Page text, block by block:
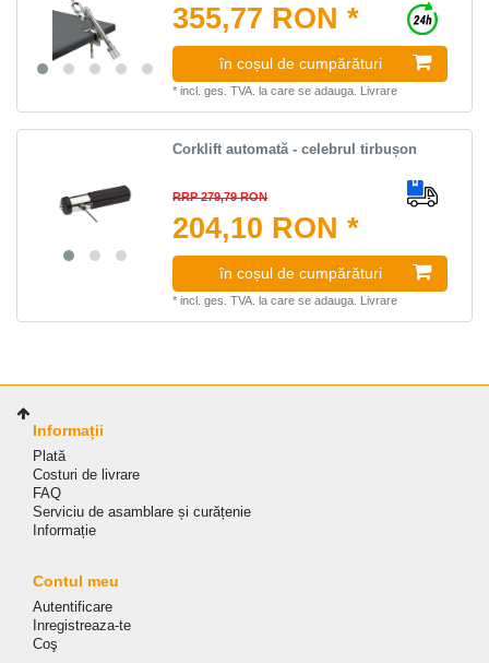
355,77 RON *
în coșul de cumpărături
*incl. ges. TVA. la care se adauga. Livrare
Corklift automată - celebrul tirbușon
RRP 279,79 RON
204,10 RON *
în coșul de cumpărături
*incl. ges. TVA. la care se adauga. Livrare
Informații
Plată
Costuri de livrare
FAQ
Serviciu de asamblare și curățenie
Informație
Contul meu
Autentificare
Inregistreaza-te
Coş